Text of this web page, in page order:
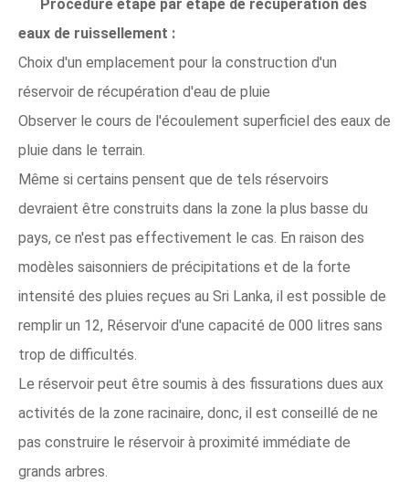
Procédure étape par étape de récupération des
eaux de ruissellement :
Choix d'un emplacement pour la construction d'un
réservoir de récupération d'eau de pluie
Observer le cours de l'écoulement superficiel des eaux de
pluie dans le terrain.
Même si certains pensent que de tels réservoirs
devraient être construits dans la zone la plus basse du
pays, ce n'est pas effectivement le cas. En raison des
modèles saisonniers de précipitations et de la forte
intensité des pluies reçues au Sri Lanka, il est possible de
remplir un 12, Réservoir d'une capacité de 000 litres sans
trop de difficultés.
Le réservoir peut être soumis à des fissurations dues aux
activités de la zone racinaire, donc, il est conseillé de ne
pas construire le réservoir à proximité immédiate de
grands arbres.